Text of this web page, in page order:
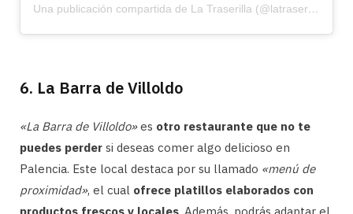
Una publicación compartida de La Traserilla (@latraserilla)
6. La Barra de Villoldo
«La Barra de Villoldo»es otro restaurante que no te
puedes perder si deseas comer algo delicioso en
Palencia. Este local destaca por su llamado «menú de
proximidad», el cual ofrece platillos elaborados con
productos frescos y locales. Además, podrás adaptar el